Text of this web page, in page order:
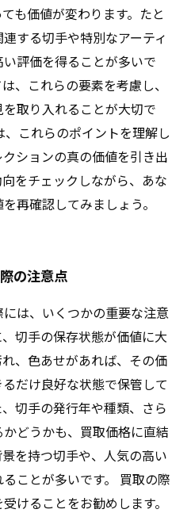
も価値が変わります。たと
する切手や特別なアーティ
評価を得ることが多いで
、これらの要素を考慮し、
取り入れることが大切で
これらのポイントを理解し
ションの真の価値を引き出
をチェックしながら、あな
再確認してみましょう。
の注意点
は、いくつかの重要な注意
切手の保存状態が価値に大
、色あせがあれば、その価
だけ良好な状態で保管して
切手の発行年や種類、さら
どうかも、買取価格に直結
を持つ切手や、人気の高い
ことが多いです。 買取の際
けることをお勧めします。